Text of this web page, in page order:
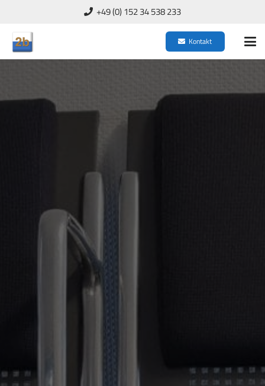
+49 (0) 152 34 538 233
Kontakt